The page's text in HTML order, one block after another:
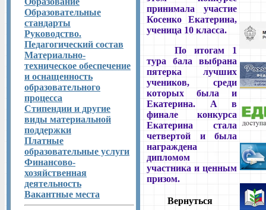
Образовательные
стандарты
Руководство.
Педагогический состав
Материально-
техническое обеспечение
и оснащенность
образовательного
процесса
Стипендии и другие
виды материальной
поддержки
Платные
образовательные услуги
Финансово-
хозяйственная
деятельность
Вакантные места
принимала участие
Косенко Екатерина,
ученица 10 класса.
По итогам 1
тура бала выбрана
пятерка лучших
учеников, среди
которых была и
Екатерина. А в
финале конкурса
Екатерина стала
четвертой и была
награждена
дипломом
участника и ценным
призом.
Вернуться